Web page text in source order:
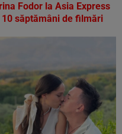
Fodor la Asia Express
săptămâni de filmări